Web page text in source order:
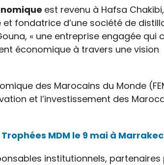
est revenu à Hafsa
fondatrice d’une société de
« une entreprise engagée qui
économique à travers une vision
des Marocains du Monde
et l’investissement des
MDM le 9 mai à
institutionnels, partenaires